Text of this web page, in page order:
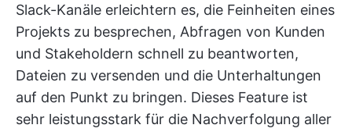
Slack-Kanäle erleichtern es, die Feinheiten eines
Projekts zu besprechen, Abfragen von Kunden
und Stakeholdern schnell zu beantworten,
Dateien zu versenden und die Unterhaltungen
auf den Punkt zu bringen. Dieses Feature ist
sehr leistungsstark für die Nachverfolgung aller